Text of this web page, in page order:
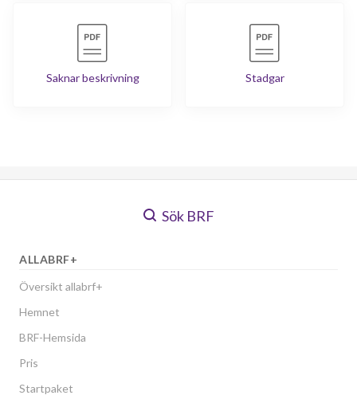
Saknar beskrivning Stadgar
Sök BRF
ALLABRF+
Översikt allabrf+
Hemnet
BRF-Hemsida
Pris
Startpaket